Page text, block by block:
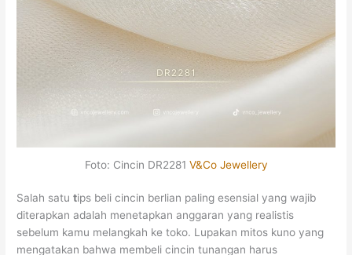
Foto: Cincin DR2281 V&Co Jewellery
Salah satutips beli cincin berlian paling esensial yang wajib
diterapkan adalah menetapkan anggaran yang realistis
sebelum kamu melangkah ke toko. Lupakan mitos kuno yang
mengatakan bahwa membeli cincin tunangan harus